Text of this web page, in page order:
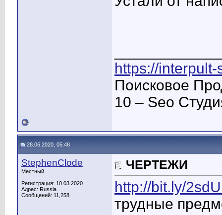
https://
Поисковое
10 – Seo
28.06.2020, 05:48
StephenClode
Местный
Регистрация: 10.03.2020
Адрес: Russia
Сообщений: 11,258
ЧЕРТЕЖИ
http://bit.ly/
трудные